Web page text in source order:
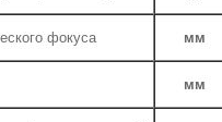
фокуса мм
мм